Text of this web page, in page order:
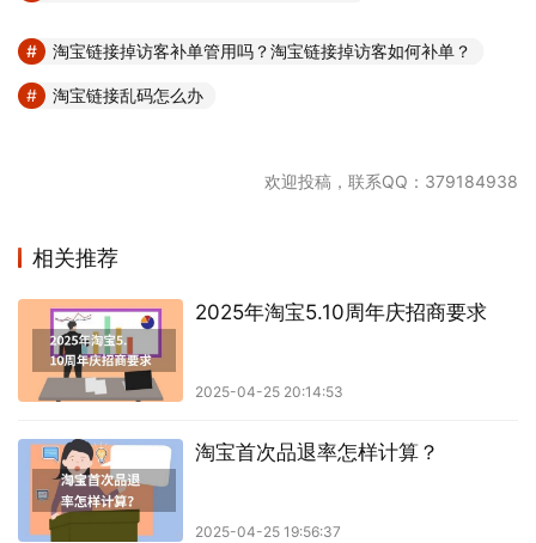
淘宝链接掉访客补单管用吗？淘宝链接掉访客如何补单？
淘宝链接乱码怎么办
欢迎投稿，联系QQ：379184938
相关推荐
2025年淘宝5.10周年庆招商要求
2025-04-25 20:14:53
淘宝首次品退率怎样计算？
2025-04-25 19:56:37